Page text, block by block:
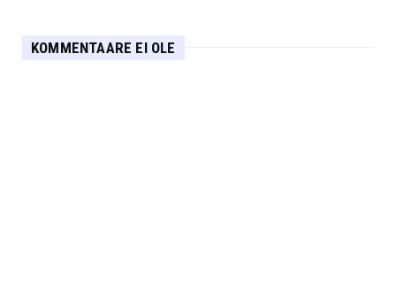
KOMMENTAARE EI OLE